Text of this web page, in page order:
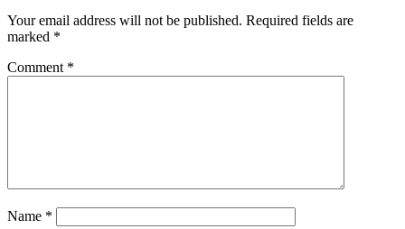
Your email address will not be published. Required fields are
marked *
Comment *
Name *